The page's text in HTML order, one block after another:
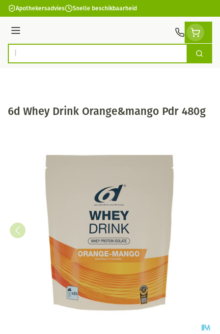
Ga naar de inhoud
Apothekersadvies Snelle beschikbaarheid
Menu
Product, merk, categorie... Zoek
6d Whey Drink Orange&mango Pdr 480g